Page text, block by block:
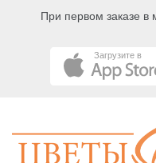
При первом заказе в
Загрузите в